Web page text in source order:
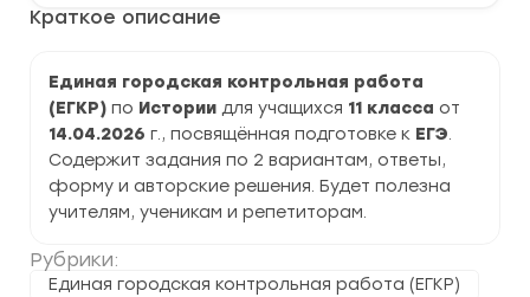
Краткое описание
Единая городская контрольная работа
(ЕГКР) по Истории для учащихся 11 класса от
14.04.2026 г., посвящённая подготовке к ЕГЭ.
Содержит задания по 2 вариантам, ответы,
форму и авторские решения. Будет полезна
учителям, ученикам и репетиторам.
Рубрики:
Единая городская контрольная работа (ЕГКР)
по
задания
и
ответы